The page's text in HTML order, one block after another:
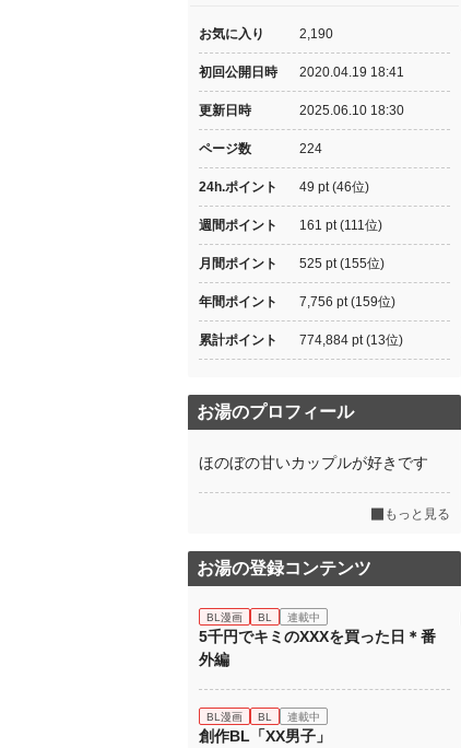
お気に入り 2,190
初回公開日時 2020.04.19 18:41
更新日時 2025.06.10 18:30
ページ数 224
24h.ポイント 49 pt (46位)
週間ポイント 161 pt (111位)
月間ポイント 525 pt (155位)
年間ポイント 7,756 pt (159位)
累計ポイント 774,884 pt (13位)
お湯のプロフィール
ほのぼの甘いカップルが好きです
もっと見る
お湯の登録コンテンツ
BL漫画 BL 連載中
5千円でキミのXXXを買った日＊番
外編
BL漫画 BL 連載中
創作BL「XX男子」